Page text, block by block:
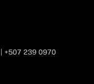
+507 239 0970